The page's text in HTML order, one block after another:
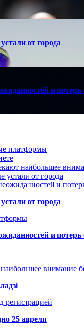
от города
и потерь
платформы
наибольшее
устали от города
и
от города
и потерь
внимание
регистрацией
25 апреля